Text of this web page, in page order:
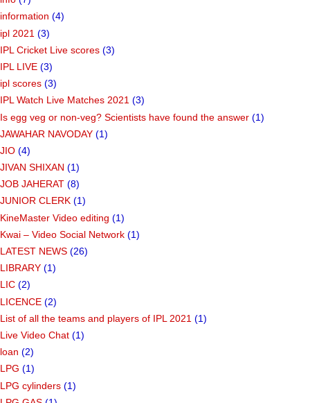
information (4)
ipl 2021 (3)
IPL Cricket Live scores (3)
IPL LIVE (3)
ipl scores (3)
IPL Watch Live Matches 2021 (3)
Is egg veg or non-veg? Scientists have found the answer (1)
JAWAHAR NAVODAY (1)
JIO (4)
JIVAN SHIXAN (1)
JOB JAHERAT (8)
JUNIOR CLERK (1)
KineMaster Video editing (1)
Kwai – Video Social Network (1)
LATEST NEWS (26)
LIBRARY (1)
LIC (2)
LICENCE (2)
List of all the teams and players of IPL 2021 (1)
Live Video Chat (1)
loan (2)
LPG (1)
LPG cylinders (1)